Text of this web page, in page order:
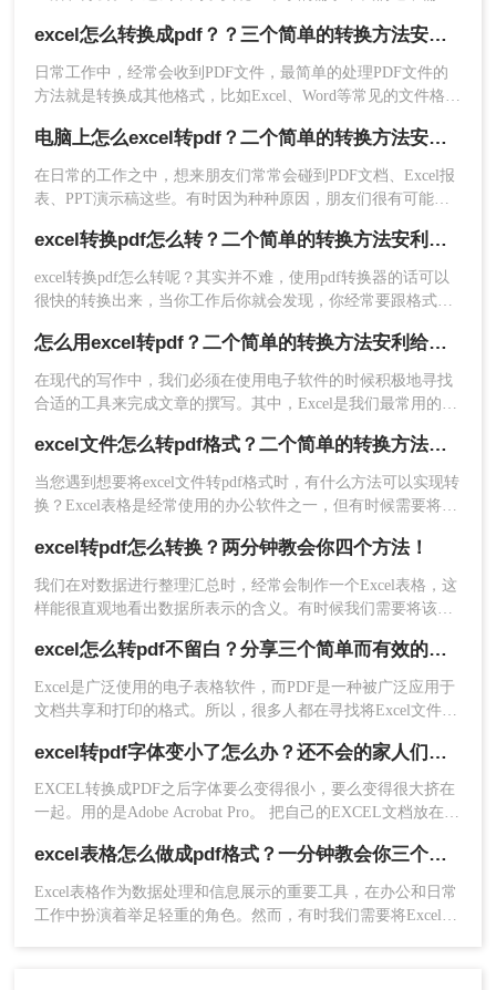
2、点击开始转换即可。
3、转换完成，打开可查看。
的结果通常会根据Excel表格的内容和格式变化而有
所不同。如果需要保留Excel文件中的所有格式和排
版效果，建议在转换前先对Excel文件进行调整和编
辑，以确保转换后的PDF文件效果最佳。
好了，今天的excel转怎么换成pdf内容就分享到这
里了，希望能够帮助到大家，谢谢观看，想要了解
更多详情可关注我们的官网哦~
效果。现在不同了。借助于网络上发达的网络资源，您可以快
速实现，那么excel转怎么换成pdf呢？，下面就教您如何轻松地
将excel表格转pdf格式文件。
excel怎么转换成pdf？？三个简单的转换方法安利给你们！
日常工作中，经常会收到PDF文件，最简单的处理PDF文件的
方法就是转换成其他格式，比如Excel、Word等常见的文件格
吗？
电脑上怎么excel转pdf？二个简单的转换方法安利给你们
在日常的工作之中，想来朋友们常常会碰到PDF文档、Excel报
表、PPT演示稿这些。有时因为种种原因，朋友们很有可能需
知道电脑上怎么excel转pdf吗？很多人都不知道怎么转换，所以
小编今天就来给大家分享一下转 换方法。
excel转换pdf怎么转？二个简单的转换方法安利给你们
excel转换pdf怎么转呢？其实并不难，使用pdf转换器的话可以
很快的转换出来，当你工作后你就会发现，你经常要跟格式转
pdf文件软件吗？当然是有的，下面就来给大家介绍一下：怎么用excel转pdf？二个简单的转换方法安利给你们
在现代的写作中，我们必须在使用电子软件的时候积极地寻找
合适的工具来完成文章的撰写。其中，Excel是我们最常用的软
析工作。但是，有时候我们需要将Exce表格转化成PDF格式，
这是为了更好地保存数据或者向他人分享数据的一种方式。本
文将详细介绍怎么用excel转pdf。
excel文件怎么转pdf格式？二个简单的转换方法安利给你们
当您遇到想要将excel文件转pdf格式时，有什么方法可以实现转
换？Excel表格是经常使用的办公软件之一，但有时候需要将
在不同程序之间切换的麻烦，也可以在不同设备之间无缝分
享。本文将介绍两种不同的方法来将您的Excel文件转换为PDF
格式。
excel转pdf怎么转换？两分钟教会你四个方法！
我们在对数据进行整理汇总时，经常会制作一个Excel表格，这
样能很直观地看出数据所表示的含义。有时候我们需要将该表
们可以将Excel表格进行格式转换，将其转换成PDF文件，那你
们知道excel转pdf怎么转换吗？不会操作的小伙伴快来收藏这篇
文章学习啦！
excel怎么转pdf不留白？分享三个简单而有效的方法！
Excel是广泛使用的电子表格软件，而PDF是一种被广泛应用于
文档共享和打印的格式。所以，很多人都在寻找将Excel文件转
转换后的PDF文件会出现留白的情况。那么excel怎么转pdf不留
白呢？在本文中，我们将向您介绍三个简单而有效的方法，让
您能够快速将Excel文件转换成PDF文件，而且不会出现任何留
excel转pdf字体变小了怎么办？还不会的家人们快进来看
EXCEL转换成PDF之后字体要么变得很小，要么变得很大挤在
一起。用的是Adobe Acrobat Pro。 把自己的EXCEL文档放在别
卸载重装之后也没用。电脑重启也未有解决，电脑也杀过毒
了。昨天转换也都没问题，今天突然就变成这样子了。EXCEL
预览时字体没问题，只是彩色部分变成了黑白。求解决办法。
excel表格怎么做成pdf格式？一分钟教会你三个方法！
Excel表格作为数据处理和信息展示的重要工具，在办公和日常
工作中扮演着举足轻重的角色。然而，有时我们需要将Excel表